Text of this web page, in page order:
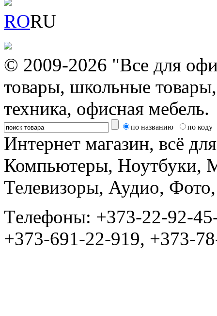
RORU
© 2009-2026 "Все для
товары, школьные
техника, офисная мебель.
по названию по коду
Интернет магазин, всё
Компьютеры, Ноутбуки,
Телевизоры, Аудио,
Tелефоны: +373-22-92-
+373-691-22-919, +373-